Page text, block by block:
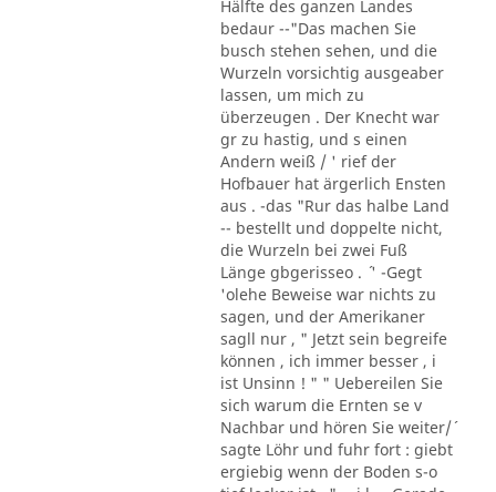
Hälfte des ganzen Landes
bedaur --"Das machen Sie
busch stehen sehen, und die
Wurzeln vorsichtig ausgeaber
lassen, um mich zu
überzeugen . Der Knecht war
gr zu hastig, und s einen
Andern weiß / ' rief der
Hofbauer hat ärgerlich Ensten
aus . -das "Rur das halbe Land
-- bestellt und doppelte nicht,
die Wurzeln bei zwei Fuß
Länge gbgerisseo . ´ ' -Gegt
'olehe Beweise war nichts zu
sagen, und der Amerikaner
sagll nur , " Jetzt sein begreife
können , ich immer besser , i
ist Unsinn ! " " Uebereilen Sie
sich warum die Ernten se v
Nachbar und hören Sie weiter/´
sagte Löhr und fuhr fort : giebt
ergiebig wenn der Boden s-o